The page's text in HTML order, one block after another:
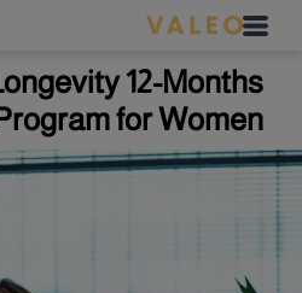
12-Months
for Women